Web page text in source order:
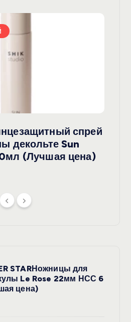
спрей
декольте Sun
(Лучшая цена)
STARНожницы для
Le Rose 22мм НСС 6
цена)